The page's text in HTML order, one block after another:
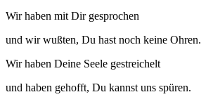
Wir haben mit Dir gesprochen
und wir wußten, Du hast noch keine Ohren.
Wir haben Deine Seele gestreichelt
und haben gehofft, Du kannst uns spüren.